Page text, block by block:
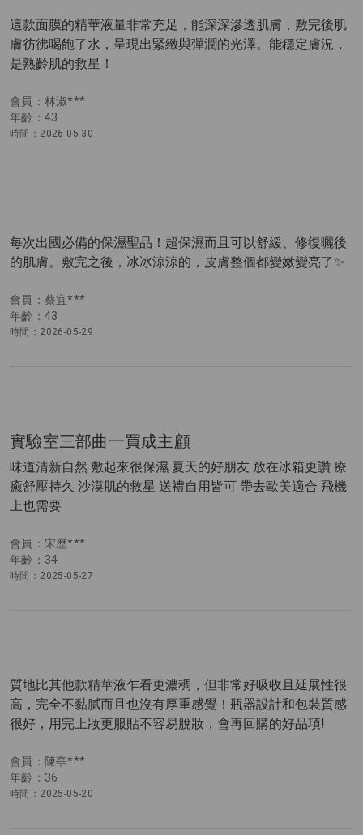
會員：林淑***
年齡：43
時間：2026-05-30
這款面膜的精華液量非常充足，能深深滲透肌膚，敷完後肌
膚彷彿喝飽了水，呈現出緊緻與彈潤的光澤。能穩定膚況，
是熟齡肌的救星！
會員：蔡宜***
年齡：43
時間：2026-05-29
每次出國必備的保濕聖品！超保濕而且可以舒緩、修復曬後
的肌膚。敷完之後，冰冰涼涼的，皮膚整個都變嫩變亮了✨
會員：宋歷***
年齡：34
時間：2025-05-27
實驗室三部曲一買成主顧
味道清新自然 敷起來很保濕 夏天的好朋友 放在冰箱更讚 療
癒舒壓持久 沙漠肌的救星 送禮自用皆可 帶去歐美適合 飛機
上也需要
會員：陳亭***
年齡：36
時間：2025-05-20
質地比其他款精華液乍看更濃稠，但非常好吸收且延展性很
高，完全不黏膩而且也沒有厚重感覺！瓶器設計和包裝質感
很好，用完上妝更服貼不容易脫妝，會再回購的好品項!